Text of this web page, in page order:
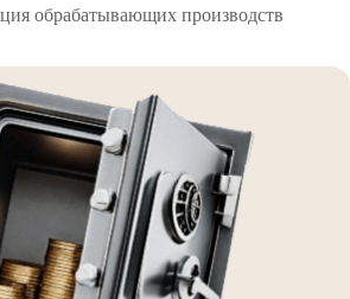
обрабатывающих производств